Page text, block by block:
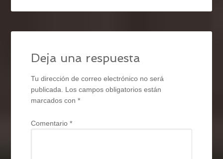
Deja una respuesta
Tu dirección de correo electrónico no será
publicada. Los campos obligatorios están
marcados con*
Comentario*